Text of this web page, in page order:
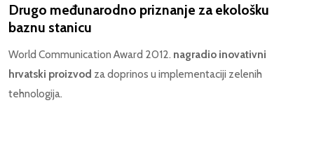
Drugo međunarodno priznanje za ekološku
baznu stanicu
World Communication Award 2012. nagradio inovativni
hrvatski proizvod za doprinos u implementaciji zelenih
tehnologija.